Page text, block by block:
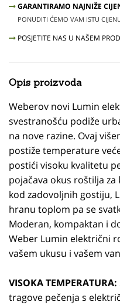
GARANTIRAMO NAJNIŽE
PONUDITI ĆEMO VAM ISTU
POSJETITE NAS U NAŠEM
Opis proizvoda
Weberov novi Lumin
svestranošću podiže
na nove razine. Ovaj
postiže temperature
postići visoku kvalitetu
pojačava okus roštilja za
kod zadovoljnih gostiju,
hranu toplom pa se
Moderan, kompaktan i
Weber Lumin električni
vašem ukusu i vašem
VISOKA TEMPERATURA:
tragove pečenja s